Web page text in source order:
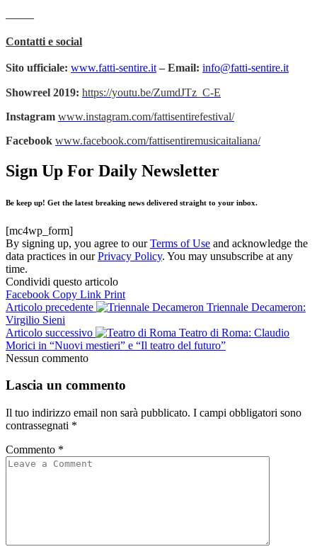
——–
Contatti e social
Sito ufficiale: www.fatti-sentire.it – Email: info@fatti-sentire.it
Showreel 2019: https://youtu.be/ZumdJTz_C-E
Instagram www.instagram.com/fattisentirefestival/
Facebook www.facebook.com/fattisentiremusicaitaliana/
Sign Up For Daily Newsletter
Be keep up! Get the latest breaking news delivered straight to your inbox.
[mc4wp_form]
By signing up, you agree to ourTerms of Use and acknowledge the
data practices in ourPrivacy Policy. You may unsubscribe at any
time.
Condividi questo articolo
Facebook Copy Link Print
Articolo precedente
Triennale Decameron:
Virgilio Sieni
Articolo successivo
Teatro di Roma: Claudio
Morici in “Nuovi mestieri” e “Il teatro del futuro”
Nessun commento
Lascia un commento
Il tuo indirizzo email non sarà pubblicato. I campi obbligatori sono
contrassegnati *
Commento *